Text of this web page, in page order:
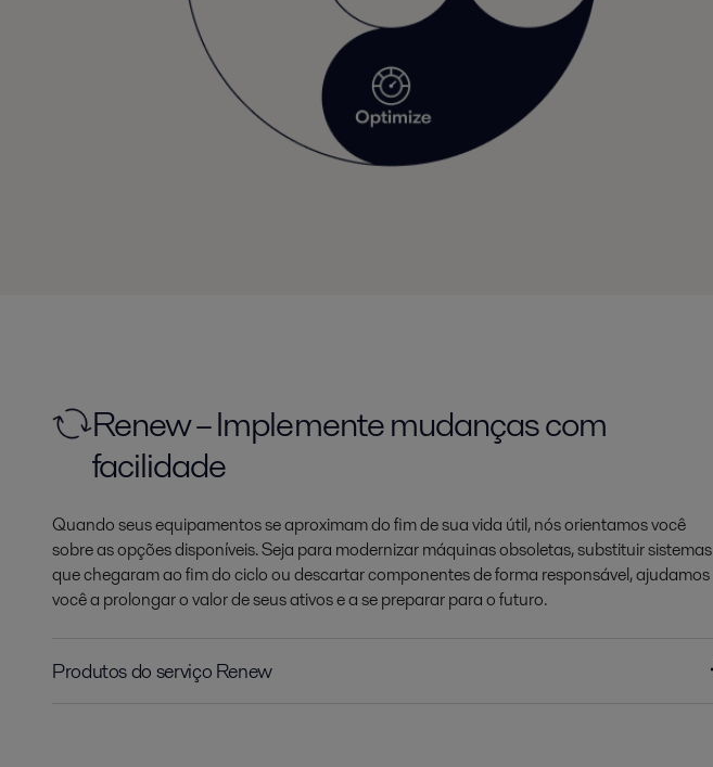
Renew – Implemente mudanças com
facilidade
Quando seus equipamentos se aproximam do fim de sua vida útil, nós orientamos você
sobre as opções disponíveis. Seja para modernizar máquinas obsoletas, substituir sistemas
que chegaram ao fim do ciclo ou descartar componentes de forma responsável, ajudamos
você a prolongar o valor de seus ativos e a se preparar para o futuro.
Produtos do serviço Renew